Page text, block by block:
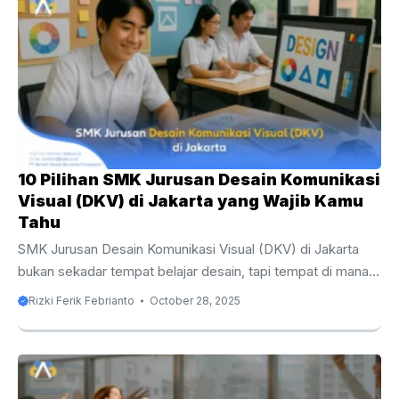
wedding organizer dalam acara pernikahan, mulai dari tahap
perencanaan hingga pasca-acara, agar Anda memahami
bagaimana peran mereka menjadi kunci kesuksesan hari
bahagia Anda. Mengapa Wedding Organizer Adalah
Penentu Sukses Pernikahan? Ketika berbicara tentang ...
10 Pilihan SMK Jurusan Desain Komunikasi
Visual (DKV) di Jakarta yang Wajib Kamu
Tahu
SMK Jurusan Desain Komunikasi Visual (DKV) di Jakarta
bukan sekadar tempat belajar desain, tapi tempat di mana
ide dan masa depan kreatifmu dibentuk. Dengan semangat,
membentuk wajah industri kreatif Indonesia. Tren Jurusan
DKV di Jakarta yang Meledak dalam Dunia Pendidikan
Rizki Ferik Febrianto October 28, 2025